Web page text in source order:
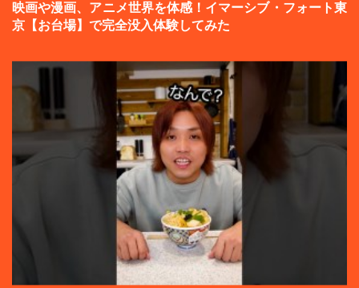
映画や漫画、アニメ世界を体感！イマーシブ・フォート東
京【お台場】で完全没入体験してみた